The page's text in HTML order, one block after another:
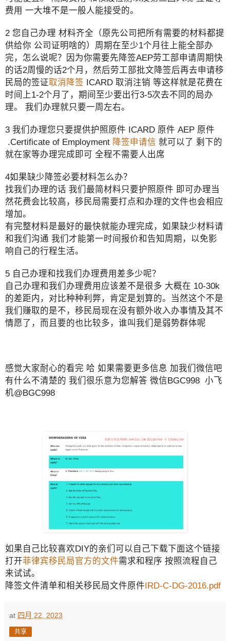
费用 一大堆不是一般人能接受的。
2 您自己办理 材料齐全（原先公司把所有需要的材料都提
供给你 公司证明啥的）周期在至少1个月往上能全部办
完，怎么说呢？因为你需要先降签AEP劳工部申请周期快
的话2周慢的话2个月，然后劳工部批文降签后再去申请移
民局的签证取消降签 ICARD 取消注销 等这样就是花费在
时间上1-2个月了，期间至少要出行3-5次去不同的局办
理。 我们办理就只要一周左右。
3 我们办理您只要提供护照原件 ICARD 原件 AEP 原件
.Certificate of Employment 降签申请信 就可以了 剩下的
就在家等办理完成即可 全程不需要人出席
4如果缺少降签必要材料怎么办？
找我们办理的话 我们最简材料只要护照原件 即可办理当
然花费会比较高，移民局需要打点和办理的文件也会相应
增加。
有完整材料是最好的最快就能办理完成，如果缺少材料请
和我们沟通 我们才能第一时间报价和告知周期，以免影
响自己的行程生活。
5 自己办理和找我们办理费用差多少呢？
自己办理和我们办理费用应该差不是很多 大概在 10-30k
的差距内，对比种种利弊，肯定是划算的。当然这个不是
我们赚取的是不，移民局现在没有额外收入办事情及其不
情愿了，而且要的也比较多，谁叫我们是弱势群体呢
感觉大家耐心的看完 哈 如果需要更多信息 加我们微信吧
有什么不清楚的 我们很乐意为您解答 微信BGC998 小飞
机@BGC998
如果自己比较喜欢DIY的亲们可以自己下载下面这个链接
打开菲律宾移民局官方的文件需求和程序 按照流程自己
来试试。
降签文件清单和相关移民局文件原件 IRD-C-DG-2016.pdf
at 四月 22, 2023
共享